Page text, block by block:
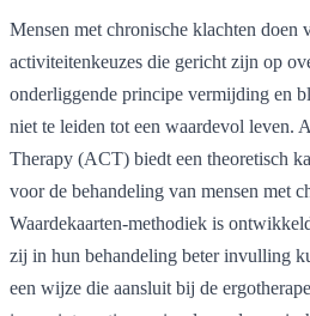
Mensen met chronische klachten doen
activiteitenkeuzes die gericht zijn op
onderliggende principe vermijding en
niet te leiden tot een waardevol leven.
Therapy (ACT) biedt een theoretisch
voor de behandeling van mensen met
Waardekaarten-methodiek is
zij in hun behandeling beter invulling
een wijze die aansluit bij de